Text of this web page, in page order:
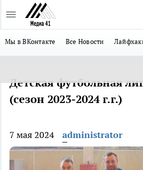
Мы в ВКонтакте Все Новости
Детская футбольная
(сезон 2023-2024 г.г.)
7 мая 2024 administrator